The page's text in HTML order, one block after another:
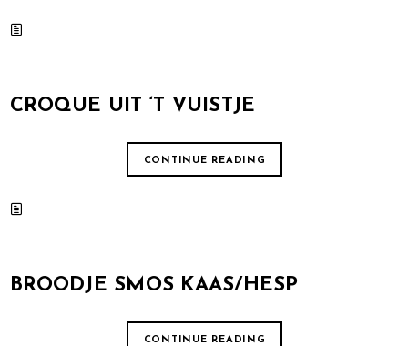
CROQUE UIT ‘T VUISTJE
CONTINUE READING
BROODJE SMOS KAAS/HESP
CONTINUE READING